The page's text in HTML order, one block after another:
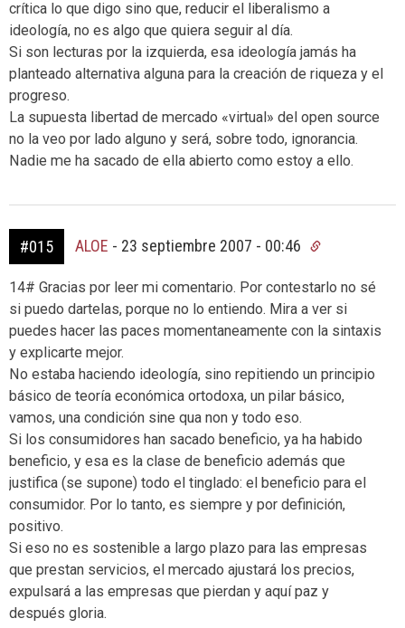
crítica lo que digo sino que, reducir el liberalismo a
ideología, no es algo que quiera seguir al día.
Si son lecturas por la izquierda, esa ideología jamás ha
planteado alternativa alguna para la creación de riqueza y el
progreso.
La supuesta libertad de mercado «virtual» del open source
no la veo por lado alguno y será, sobre todo, ignorancia.
Nadie me ha sacado de ella abierto como estoy a ello.
#015 ALOE - 23 septiembre 2007 - 00:46
14# Gracias por leer mi comentario. Por contestarlo no sé
si puedo dartelas, porque no lo entiendo. Mira a ver si
puedes hacer las paces momentaneamente con la sintaxis
y explicarte mejor.
No estaba haciendo ideología, sino repitiendo un principio
básico de teoría económica ortodoxa, un pilar básico,
vamos, una condición sine qua non y todo eso.
Si los consumidores han sacado beneficio, ya ha habido
beneficio, y esa es la clase de beneficio además que
justifica (se supone) todo el tinglado: el beneficio para el
consumidor. Por lo tanto, es siempre y por definición,
positivo.
Si eso no es sostenible a largo plazo para las empresas
que prestan servicios, el mercado ajustará los precios,
expulsará a las empresas que pierdan y aquí paz y
después gloria.